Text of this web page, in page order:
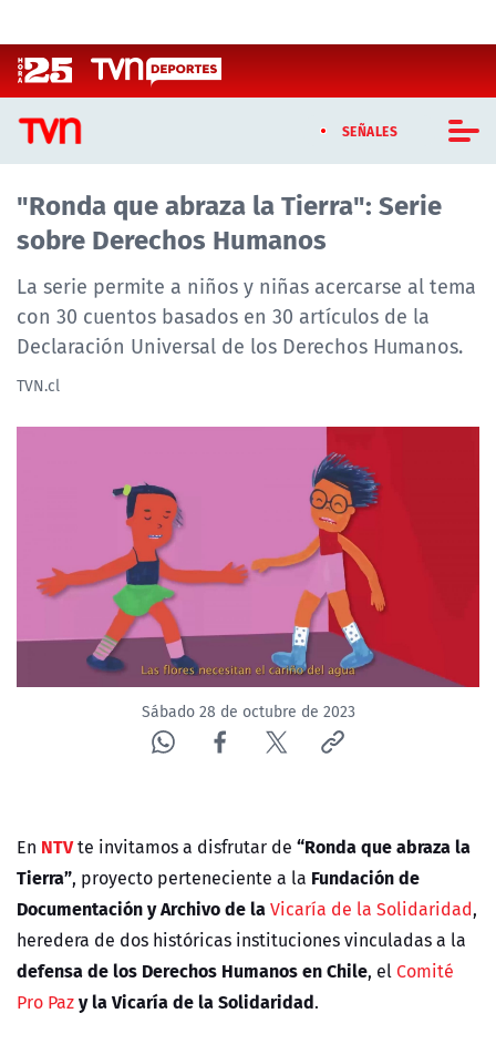
SEÑALES
CASTING MASTERCHEF CHILE
CASTING TVN VERTICAL
TVN VERTICAL
TVN PLAY
ACTUALIDAD Y TENDENCIAS
CORPORATIVO Y TRANSPARENCIA
CANAL DE DENUNCIAS
ÁREA DE PROYECTOS
"Ronda que abraza la Tierra": Serie
sobre Derechos Humanos
La serie permite a niños y niñas acercarse al tema
con 30 cuentos basados en 30 artículos de la
Declaración Universal de los Derechos Humanos.
TVN.cl
Sábado 28 de octubre de 2023
En NTVte invitamos a disfrutar de “Ronda que abraza la
Tierra”, proyecto perteneciente a la Fundación de
Documentación y Archivo de laVicaría de la Solidaridad,
heredera de dos históricas instituciones vinculadas a la
defensa de los Derechos Humanos en Chile, el Comité
Pro Pazy la Vicaría de la Solidaridad.